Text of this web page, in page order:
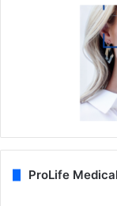
ProLife